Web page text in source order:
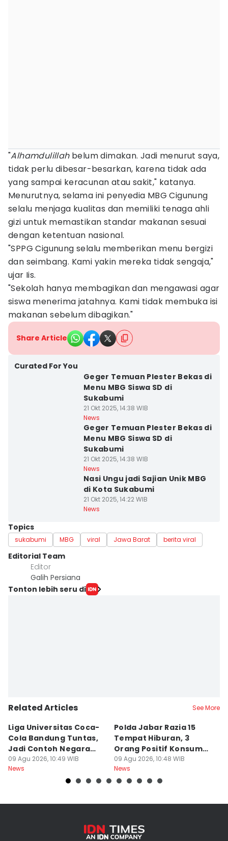
"Alhamdulillahbelum dimakan. Jadi menurut saya,
tidak perlu dibesar-besarkan, karena tidak ada
yang sampai keracunan atau sakit," katanya.
Menurutnya, selama ini penyedia MBG Cigunung
selalu menjaga kualitas dan memiliki tenaga ahli
gizi untuk memastikan standar makanan sesuai
dengan ketentuan nasional.
"SPPG Cigunung selalu memberikan menu bergizi
dan seimbang. Kami yakin mereka tidak sengaja,"
ujar Iis.
"Sekolah hanya membagikan dan mengawasi agar
siswa menerima jatahnya. Kami tidak membuka isi
makanan sebelum dibagikan."
Share Article
Curated For You
Geger Temuan Plester Bekas di
Menu MBG Siswa SD di
Sukabumi
21 Okt 2025, 14:38 WIB
News
Geger Temuan Plester Bekas di
Menu MBG Siswa SD di
Sukabumi
21 Okt 2025, 14:38 WIB
News
Nasi Ungu jadi Sajian Unik MBG
di Kota Sukabumi
21 Okt 2025, 14:22 WIB
News
Topics
sukabumi MBG viral Jawa Barat berita viral
Editorial Team
Editor
Galih Persiana
Tonton lebih seru di
Related Articles See More
Liga Universitas Coca-
Cola Bandung Tuntas,
Jadi Contoh Negara
Lain
09 Agu 2026, 10:49 WIB
News
Polda Jabar Razia 15
Tempat Hiburan, 3
Orang Positif Konsumsi
Narkoba
09 Agu 2026, 10:48 WIB
News